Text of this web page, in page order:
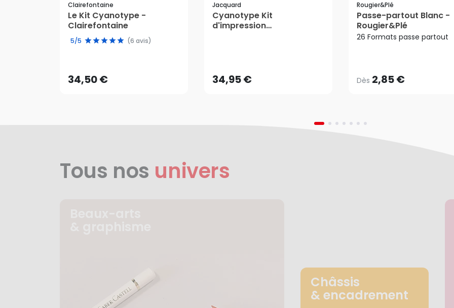
Clairefontaine
Le Kit Cyanotype -
Clairefontaine
5/5 (6 avis)
34,50 €AJOUTER AU PANIER
Jacquard
Cyanotype Kit
d'impression
34,95 €AJOUTER AU PANIER
Rougier&plé
Passe-partout Blanc -
Rougier&Plé
26 Formats passe partout
Dès 2,85 €
2,85 €
Tous nos univers
Châssis
& encadrement